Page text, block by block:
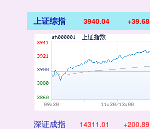
上证综指 3940.04 +39.68
深证成指 14311.01 +200.89